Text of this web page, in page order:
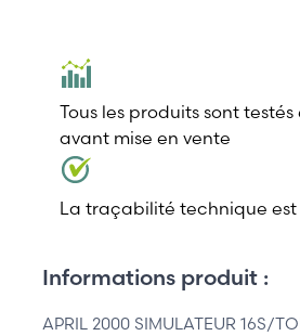
Tous les produits sont
avant mise en vente
La traçabilité technique est
Informations produit :
APRIL 2000 SIMULATEUR 16S/